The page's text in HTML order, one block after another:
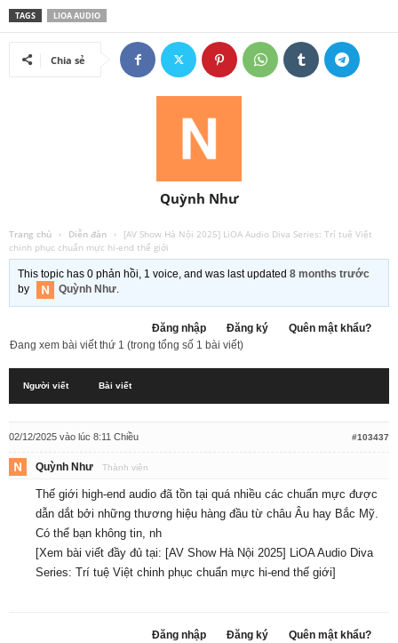
TAGS LIOA AUDIO
Chia sẻ
Quỳnh Như
Trang chủ › Diễn đàn ›
[AV Show Hà Nội 2025] LiOA Audio Diva Series: Trí tuệ Việt
chinh phục chuẩn mực hi-end thế giới
This topic has 0 phản hồi, 1 voice, and was last updated8 months trước
by
Quỳnh Như.
Đăng nhập Đăng ký
Quên mật khẩu?
Đang xem bài viết thứ 1 (trong tổng số 1 bài viết)
Người viết Bài viết
02/12/2025 vào lúc 8:11 Chiều #103437
Quỳnh Như Thành viên
Thế giới high-end audio đã tồn tại quá nhiều các chuẩn mực được
dẫn dắt bởi những thương hiệu hàng đầu từ châu Âu hay Bắc Mỹ.
Có thể bạn không tin, nh
[Xem bài viết đầy đủ tại: [AV Show Hà Nội 2025] LiOA Audio Diva
Series: Trí tuệ Việt chinh phục chuẩn mực hi-end thế giới]
Đăng nhập Đăng ký
Quên mật khẩu?